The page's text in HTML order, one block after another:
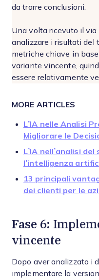
da trarre conclusioni.
Una volta ricevuto il via
analizzare i risultati del
metriche chiave in
variante vincente,
essere relativamente
MORE ARTICLES
L’IA nelle Analisi
Migliorare le
L’IA nell’analisi
l’intelligenza
13 principali
dei clienti per le
Fase 6:
vincente
Dopo aver analizzato i
implementare la